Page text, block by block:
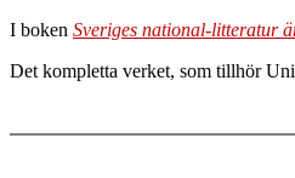
I boken Sveriges national-litteratur
Det kompletta verket, som tillhör